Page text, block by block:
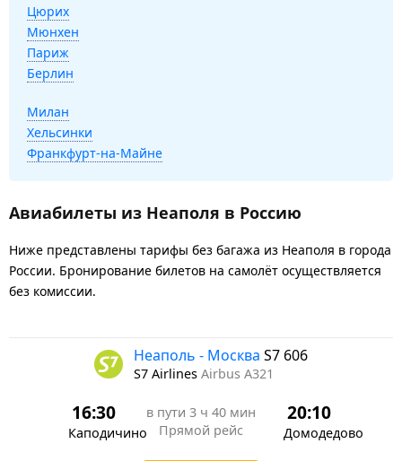
Цюрих
Мюнхен
Париж
Берлин
Милан
Хельсинки
Франкфурт-на-Майне
Авиабилеты из Неаполя в Россию
Ниже представлены тарифы без багажа из Неаполя в города
России. Бронирование билетов на самолёт осуществляется
без комиссии.
Неаполь - Москва S7 606
S7 Airlines Airbus A321
16:30
Каподичино
в пути 3 ч 40 мин
Прямой рейс
20:10
Домодедово